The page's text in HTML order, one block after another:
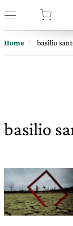
Home basilio
basilio